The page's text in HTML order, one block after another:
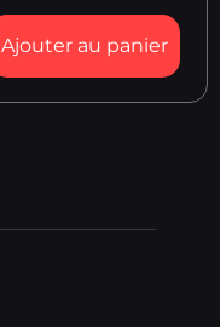
Ajouter au panier